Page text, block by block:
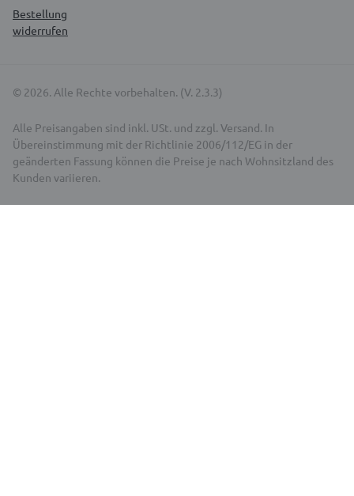
Bestellung
widerrufen
© 2026. Alle Rechte vorbehalten. (V. 2.3.3)
Alle Preisangaben sind inkl. USt. und zzgl. Versand. In
Übereinstimmung mit der Richtlinie 2006/112/EG in der
geänderten Fassung können die Preise je nach Wohnsitzland des
Kunden variieren.